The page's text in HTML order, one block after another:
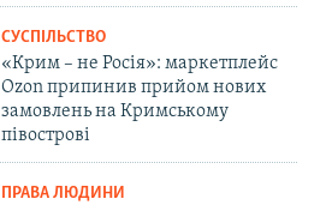
СУСПІЛЬСТВО
«Крим – не Росія»: маркетплейс
Ozon припинив прийом нових
замовлень на Кримському
півострові
ПРАВА ЛЮДИНИ